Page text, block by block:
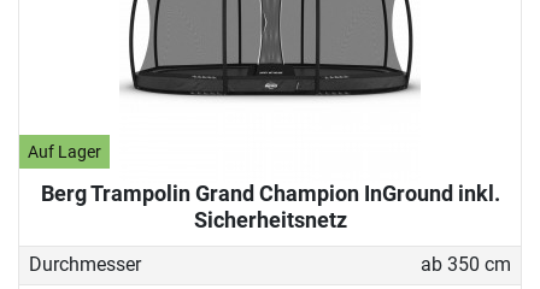
Auf Lager
Berg Trampolin Grand Champion InGround inkl.
Sicherheitsnetz
Durchmesser
ab 350 cm